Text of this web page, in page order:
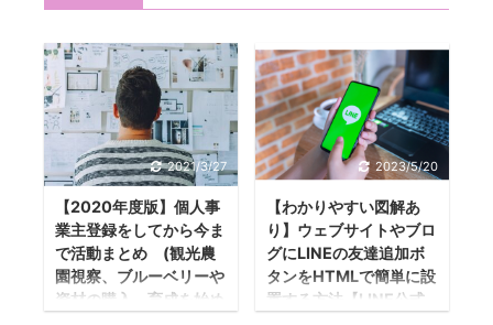
2021/3/27
【2020年度版】個人事
業主登録をしてから今ま
で活動まとめ (観光農
園視察、ブルーベリーや
資材の購入、育成を始め
2023/5/20
【わかりやすい図解あ
り】ウェブサイトやブロ
グにLINEの友達追加ボ
タンをHTMLで簡単に設
置する方法【LINE公式